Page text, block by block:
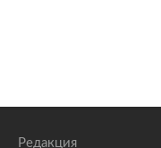
Редакция